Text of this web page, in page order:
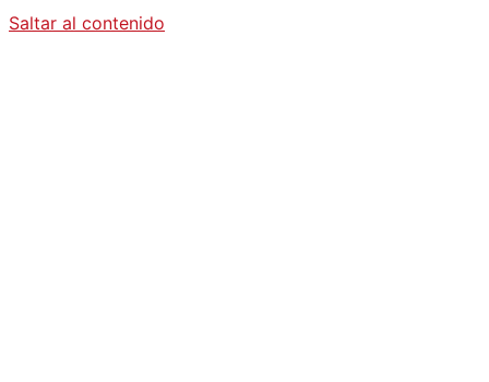
Saltar al contenido